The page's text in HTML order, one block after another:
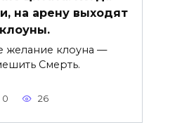
на арену выходят
клоуны.
желание клоуна —
Смерть.
0 26